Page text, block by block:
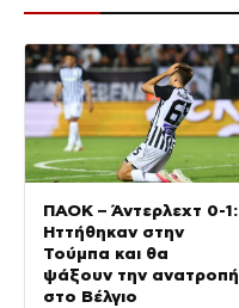
ΠΑΟΚ – Άντερλεχτ 0-1:
Ηττήθηκαν στην
Τούμπα και θα
ψάξουν την ανατροπή
στο Βέλγιο